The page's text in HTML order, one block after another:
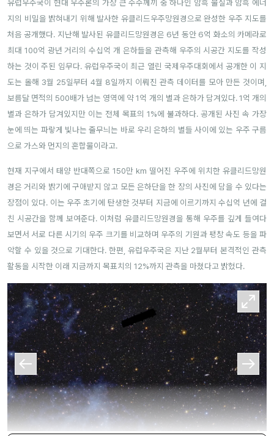
유럽우주국이 현대 우주론의 가장 큰 수수께끼 중 하나인 암흑 물질과 암흑 에너
지의 비밀을 밝혀내기 위해 발사한 유클리드우주망원경으로 완성한 우주 지도를
처음 공개했다. 지난해 발사된 유클리드망원경은 6년 동안 6억 화소의 카메라로
최대 100억 광년 거리의 수십억 개 은하들을 관측해 우주의 시공간 지도를 작성
하는 것이 주된 임무다. 유럽우주국이 최근 열린 국제우주대회에서 공개한 이 지
도는 올해 3월 25일부터 4월 8일까지 이뤄진 관측 데이터를 모아 만든 것이며,
보름달 면적의 500배가 넘는 영역에 약 1억 개의 별과 은하가 담겨있다. 1억 개의
별과 은하가 담겨있지만 이는 전체 목표의 1%에 불과하다. 공개된 사진 속 가장
눈에 띄는 파랗게 빛나는 줄무늬는 바로 우리 은하의 별들 사이에 있는 우주 구름
으로 가스와 먼지의 혼합물이라고.
현재 지구에서 태양 반대쪽으로 150만 km 떨어진 우주에 위치한 유클리드망원
경은 거리와 밝기에 구애받지 않고 모든 은하단을 한 장의 사진에 담을 수 있다는
장점이 있다. 이는 우주 초기에 탄생한 것부터 지금에 이르기까지 수십억 년에 걸
친 시공간을 함께 보여준다. 이처럼 유클리드망원경을 통해 우주를 깊게 들여다
보면서 서로 다른 시기의 우주 크기를 비교하며 우주의 기원과 팽창 속도 등을 파
악할 수 있을 것으로 기대한다. 한편, 유럽우주국은 지난 2월부터 본격적인 관측
활동을 시작한 이래 지금까지 목표치의 12%까지 관측을 마쳤다고 밝혔다.